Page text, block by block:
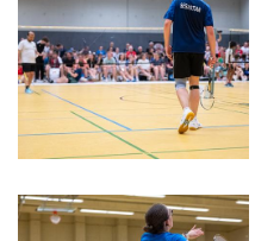
Turnen
Volleyball
Videos
Service
Zurück zum DJK Sportverband